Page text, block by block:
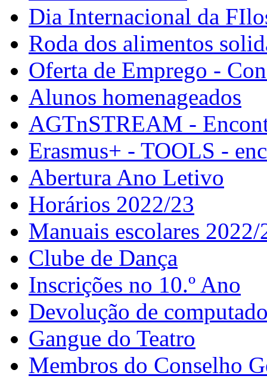
Dia Internacional da
Roda dos alimentos
Oferta de Emprego -
Alunos homenageados
AGTnSTREAM -
Erasmus+ - TOOLS -
Abertura Ano Letivo
Horários 2022/23
Manuais escolares 2022/
Clube de Dança
Inscrições no 10.º Ano
Devolução de
Gangue do Teatro
Membros do Conselho